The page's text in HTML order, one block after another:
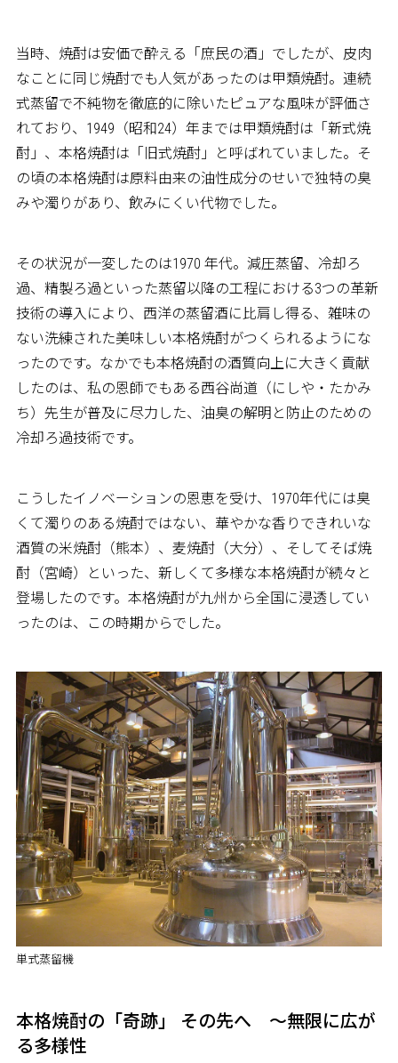
当時、焼酎は安価で酔える「庶民の酒」でしたが、皮肉
なことに同じ焼酎でも人気があったのは甲類焼酎。連続
式蒸留で不純物を徹底的に除いたピュアな風味が評価さ
れており、1949（昭和24）年までは甲類焼酎は「新式焼
酎」、本格焼酎は「旧式焼酎」と呼ばれていました。そ
の頃の本格焼酎は原料由来の油性成分のせいで独特の臭
みや濁りがあり、飲みにくい代物でした。
その状況が一変したのは1970 年代。減圧蒸留、冷却ろ
過、精製ろ過といった蒸留以降の工程における3つの革新
技術の導入により、西洋の蒸留酒に比肩し得る、雑味の
ない洗練された美味しい本格焼酎がつくられるようにな
ったのです。なかでも本格焼酎の酒質向上に大きく貢献
したのは、私の恩師でもある西谷尚道（にしや・たかみ
ち）先生が普及に尽力した、油臭の解明と防止のための
冷却ろ過技術です。
こうしたイノベーションの恩恵を受け、1970年代には臭
くて濁りのある焼酎ではない、華やかな香りできれいな
酒質の米焼酎（熊本）、麦焼酎（大分）、そしてそば焼
酎（宮崎）といった、新しくて多様な本格焼酎が続々と
登場したのです。本格焼酎が九州から全国に浸透してい
ったのは、この時期からでした。
単式蒸留機
本格焼酎の「奇跡」 その先へ ～無限に広が
る多様性